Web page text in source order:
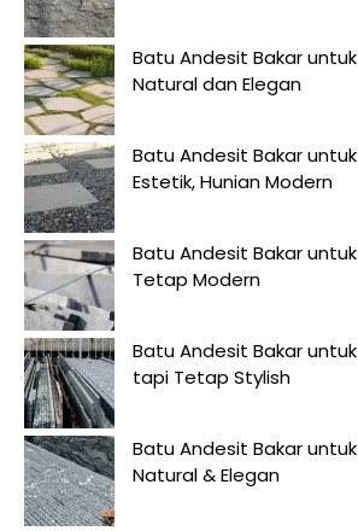
Batu Andesit Bakar
Natural dan Elegan
Batu Andesit Bakar
Estetik, Hunian Modern
Batu Andesit Bakar
Tetap Modern
Batu Andesit Bakar
tapi Tetap Stylish
Batu Andesit Bakar
Natural & Elegan